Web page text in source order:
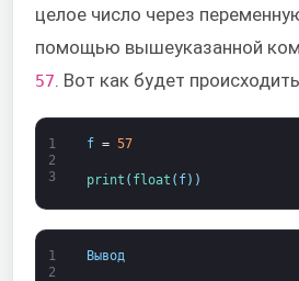
целое число через
помощью вышеуказанной
57. Вот как будет
1
2
3
f = 57
print ( float ( f) )
1
2
Вывод